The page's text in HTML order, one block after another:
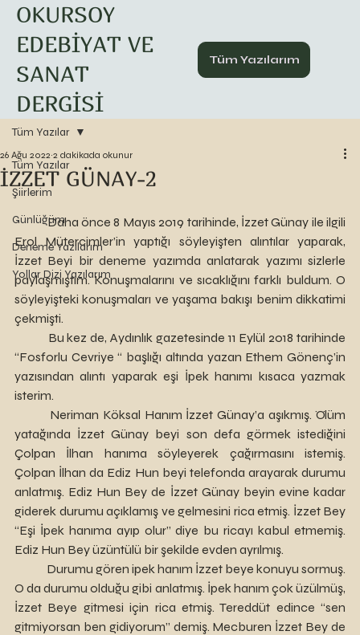
Tüm Yazılarım
OKURSOY
EDEBİYAT VE
SANAT
DERGİSİ
Tüm Yazılar
Şiirlerim
Günlüğüm
Deneme Yazılarım
Yollar Dizi Yazılarım
Tüm Yazılar
İZZET GÜNAY-2
26 Ağu 2022 2 dakikada okunur
Daha önce 8 Mayıs 2019 tarihinde, İzzet Günay ile ilgili
Erol Mütercimler’in yaptığı söyleyişten alıntılar yaparak,
İzzet Beyi bir deneme yazımda anlatarak yazımı sizlerle
paylaşmıştım. Konuşmalarını ve sıcaklığını farklı buldum. O
söyleyişteki konuşmaları ve yaşama bakışı benim dikkatimi
çekmişti.
“Fosforlu Cevriye “ başlığı altında yazan Ethem Gönenç’in
yazısından alıntı yaparak eşi İpek hanımı kısaca yazmak
isterim.
yatağında İzzet Günay beyi son defa görmek istediğini
Çolpan İlhan hanıma söyleyerek çağırmasını istemiş.
Çolpan İlhan da Ediz Hun beyi telefonda arayarak durumu
anlatmış. Ediz Hun Bey de İzzet Günay beyin evine kadar
giderek durumu açıklamış ve gelmesini rica etmiş. İzzet Bey
“Eşi İpek hanıma ayıp olur” diye bu ricayı kabul etmemiş.
Ediz Hun Bey üzüntülü bir şekilde evden ayrılmış.
O da durumu olduğu gibi anlatmış. İpek hanım çok üzülmüş,
İzzet Beye gitmesi için rica etmiş. Tereddüt edince “sen
gitmiyorsan ben gidiyorum” demiş. Mecburen İzzet Bey de